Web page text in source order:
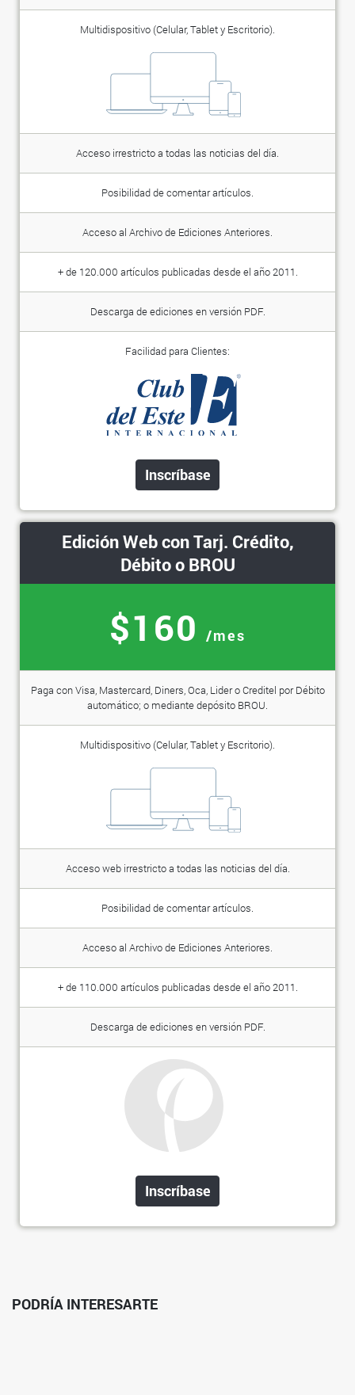
Multidispositivo (Celular, Tablet y Escritorio).
Acceso irrestricto a todas las noticias del día.
Posibilidad de comentar artículos.
Acceso al Archivo de Ediciones Anteriores.
+ de 120.000 artículos publicadas desde el año 2011.
Descarga de ediciones en versión PDF.
Facilidad para Clientes:
Inscríbase
Edición Web con Tarj. Crédito,
Débito o BROU
$160 /mes
Paga con Visa, Mastercard, Diners, Oca, Lider o Creditel por Débito
automático; o mediante depósito BROU.
Multidispositivo (Celular, Tablet y Escritorio).
Acceso web irrestricto a todas las noticias del día.
Posibilidad de comentar artículos.
Acceso al Archivo de Ediciones Anteriores.
+ de 110.000 artículos publicadas desde el año 2011.
Descarga de ediciones en versión PDF.
Inscríbase
PODRÍA INTERESARTE